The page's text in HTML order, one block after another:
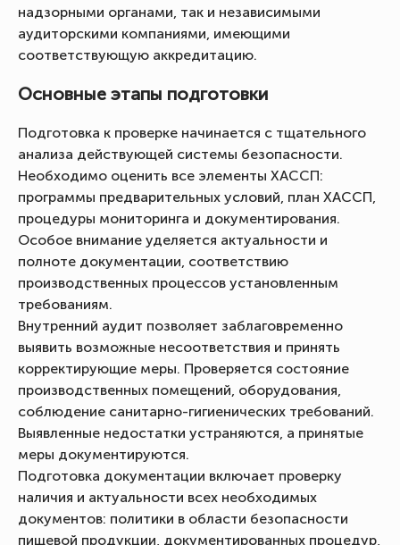
надзорными органами, так и независимыми
аудиторскими компаниями, имеющими
соответствующую аккредитацию.
Основные этапы подготовки
Подготовка к проверке начинается с тщательного
анализа действующей системы безопасности.
Необходимо оценить все элементы ХАССП:
программы предварительных условий, план ХАССП,
процедуры мониторинга и документирования.
Особое внимание уделяется актуальности и
полноте документации, соответствию
производственных процессов установленным
требованиям.
Внутренний аудит позволяет заблаговременно
выявить возможные несоответствия и принять
корректирующие меры. Проверяется состояние
производственных помещений, оборудования,
соблюдение санитарно-гигиенических требований.
Выявленные недостатки устраняются, а принятые
меры документируются.
Подготовка документации включает проверку
наличия и актуальности всех необходимых
документов: политики в области безопасности
пищевой продукции, документированных процедур,